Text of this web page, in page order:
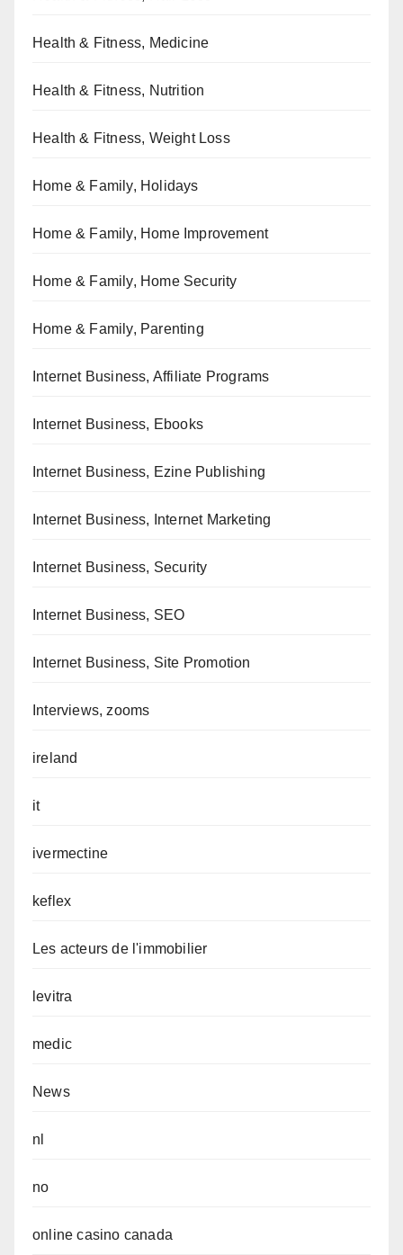
Health & Fitness, Medicine
Health & Fitness, Nutrition
Health & Fitness, Weight Loss
Home & Family, Holidays
Home & Family, Home Improvement
Home & Family, Home Security
Home & Family, Parenting
Internet Business, Affiliate Programs
Internet Business, Ebooks
Internet Business, Ezine Publishing
Internet Business, Internet Marketing
Internet Business, Security
Internet Business, SEO
Internet Business, Site Promotion
Interviews, zooms
ireland
it
ivermectine
keflex
Les acteurs de l'immobilier
levitra
medic
News
nl
no
online casino canada